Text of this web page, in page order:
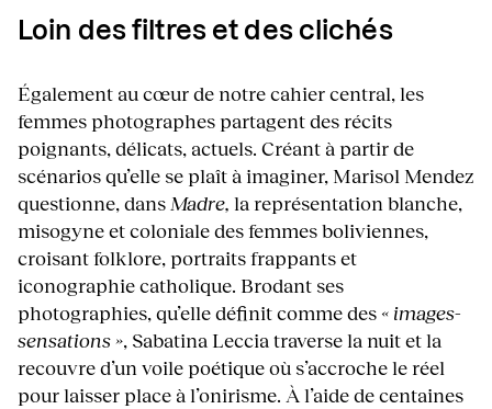
Loin des filtres et des clichés
Également au cœur de notre cahier central, les
femmes photographes partagent des récits
poignants, délicats, actuels. Créant à partir de
scénarios qu’elle se plaît à imaginer, Marisol Mendez
questionne, dans Madre, la représentation blanche,
misogyne et coloniale des femmes boliviennes,
croisant folklore, portraits frappants et
iconographie catholique. Brodant ses
photographies, qu’elle définit comme des « images-
sensations », Sabatina Leccia traverse la nuit et la
recouvre d’un voile poétique où s’accroche le réel
pour laisser place à l’onirisme. À l’aide de centaines